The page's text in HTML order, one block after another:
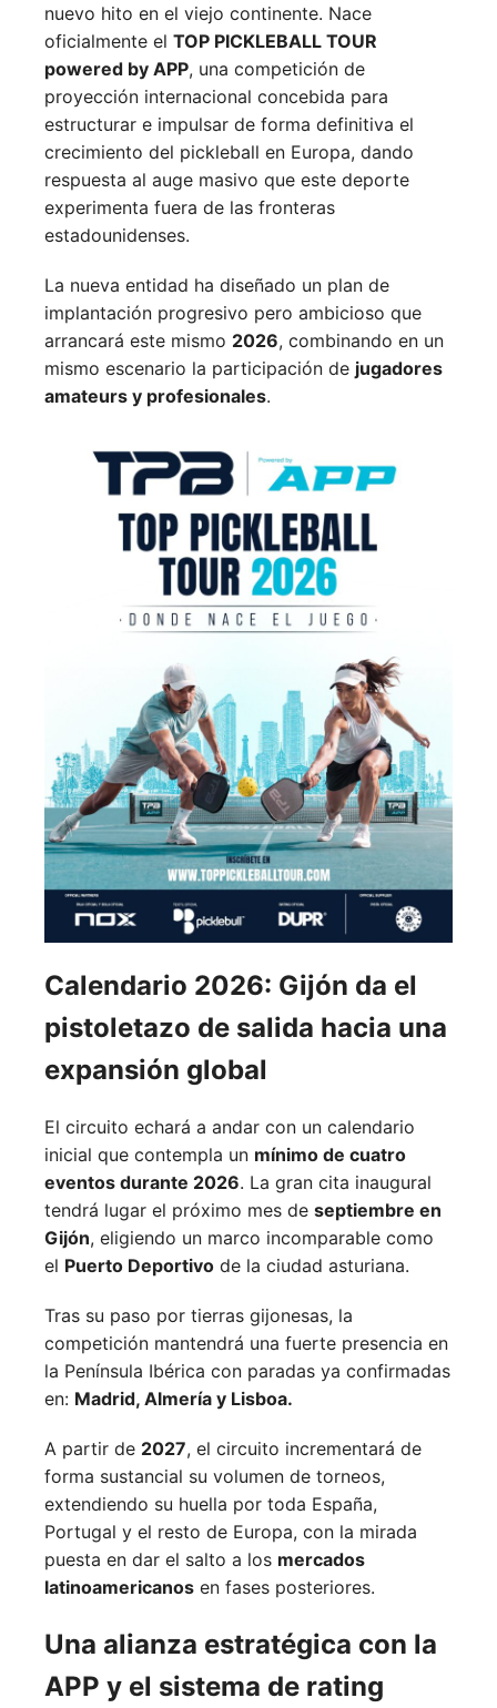
nuevo hito en el viejo continente. Nace
oficialmente el TOP PICKLEBALL TOUR
powered by APP, una competición de
proyección internacional concebida para
estructurar e impulsar de forma definitiva el
crecimiento del pickleball en Europa, dando
respuesta al auge masivo que este deporte
experimenta fuera de las fronteras
estadounidenses.
La nueva entidad ha diseñado un plan de
implantación progresivo pero ambicioso que
arrancará este mismo 2026, combinando en un
mismo escenario la participación de jugadores
amateurs y profesionales.
Calendario 2026: Gijón da el
pistoletazo de salida hacia una
expansión global
El circuito echará a andar con un calendario
inicial que contempla un mínimo de cuatro
eventos durante 2026. La gran cita inaugural
tendrá lugar el próximo mes de septiembre en
Gijón, eligiendo un marco incomparable como
el Puerto Deportivo de la ciudad asturiana.
Tras su paso por tierras gijonesas, la
competición mantendrá una fuerte presencia en
la Península Ibérica con paradas ya confirmadas
en: Madrid, Almería y Lisboa.
A partir de 2027, el circuito incrementará de
forma sustancial su volumen de torneos,
extendiendo su huella por toda España,
Portugal y el resto de Europa, con la mirada
puesta en dar el salto a los mercados
latinoamericanos en fases posteriores.
Una alianza estratégica con la
APP y el sistema de rating